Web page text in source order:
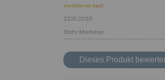
Verifizierter Kauf
Stohr Marliese
22.10.2020
Dieses Produkt